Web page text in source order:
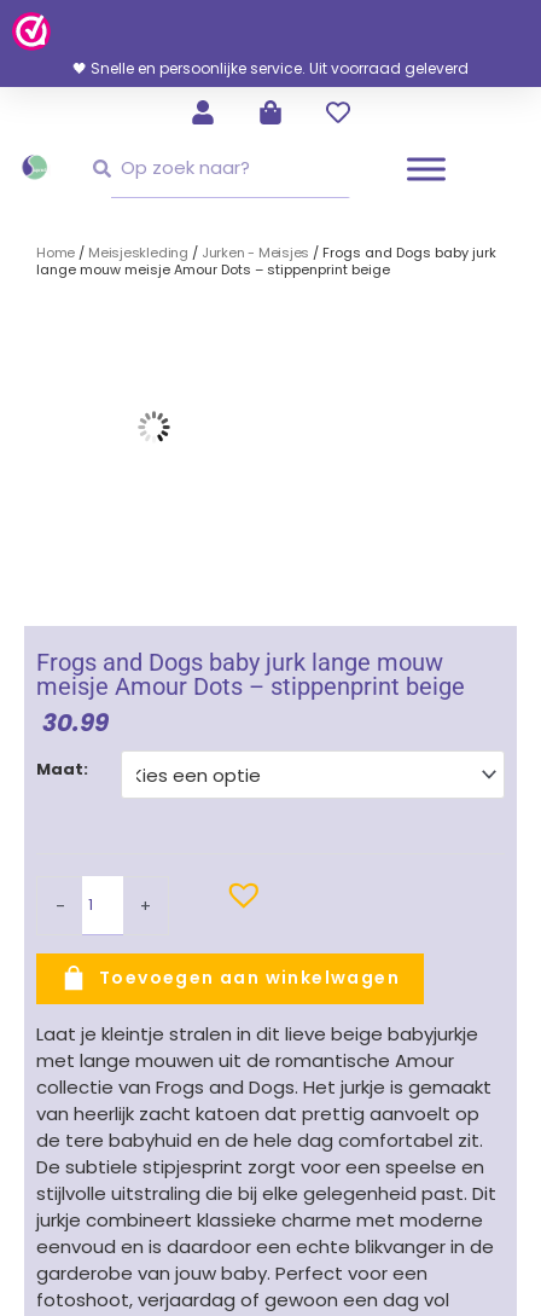
Ga
Naar
Inhoud
🖤 Snelle en persoonlijke service. Uit voorraad geleverd
Home / Meisjeskleding / Jurken - Meisjes / Frogs and Dogs baby jurk
lange mouw meisje Amour Dots – stippenprint beige
Frogs and Dogs baby jurk lange mouw
meisje Amour Dots – stippenprint beige
30.99
Maat:
-
Frogs
meisje
Amour
Dots
-
stippenprint
beige
aantal
+
Toevoegen aan winkelwagen
Laat je kleintje stralen in dit lieve beige babyjurkje
met lange mouwen uit de romantische Amour
collectie van Frogs and Dogs. Het jurkje is gemaakt
van heerlijk zacht katoen dat prettig aanvoelt op
de tere babyhuid en de hele dag comfortabel zit.
De subtiele stipjesprint zorgt voor een speelse en
stijlvolle uitstraling die bij elke gelegenheid past. Dit
jurkje combineert klassieke charme met moderne
eenvoud en is daardoor een echte blikvanger in de
garderobe van jouw baby. Perfect voor een
fotoshoot, verjaardag of gewoon een dag vol